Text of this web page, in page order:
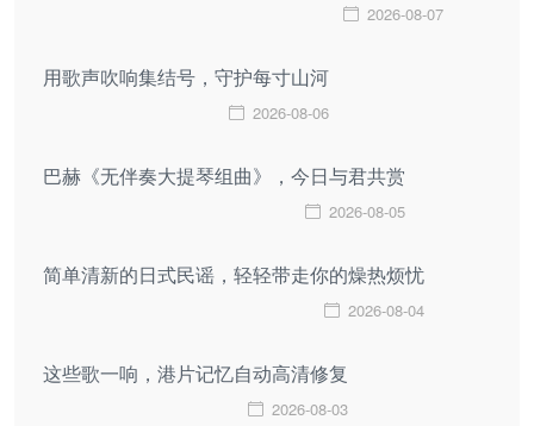
2026-08-07
用歌声吹响集结号，守护每寸山河
2026-08-06
巴赫《无伴奏大提琴组曲》，今日与君共赏
2026-08-05
简单清新的日式民谣，轻轻带走你的燥热烦忧
2026-08-04
这些歌一响，港片记忆自动高清修复
2026-08-03